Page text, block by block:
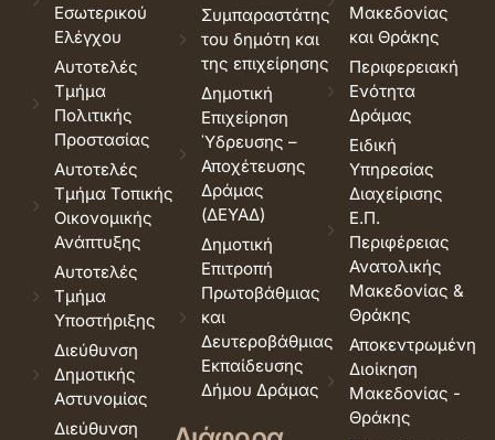
Εσωτερικού
Ελέγχου
Αυτοτελές
Τμήμα
Πολιτικής
Προστασίας
Αυτοτελές
Τμήμα Τοπικής
Οικονομικής
Ανάπτυξης
Αυτοτελές
Τμήμα
Υποστήριξης
Διεύθυνση
Δημοτικής
Αστυνομίας
Διεύθυνση
Συμπαραστάτης
του δημότη και
της επιχείρησης
Δημοτική
Επιχείρηση
Ύδρευσης –
Αποχέτευσης
Δράμας
(ΔΕΥΑΔ)
Δημοτική
Επιτροπή
Πρωτοβάθμιας
και
Δευτεροβάθμιας
Εκπαίδευσης
Δήμου Δράμας
Μακεδονίας
και Θράκης
Περιφερειακή
Ενότητα
Δράμας
Ειδική
Υπηρεσίας
Διαχείρισης
Ε.Π.
Περιφέρειας
Ανατολικής
Μακεδονίας &
Θράκης
Αποκεντρωμένη
Διοίκηση
Μακεδονίας -
Θράκης